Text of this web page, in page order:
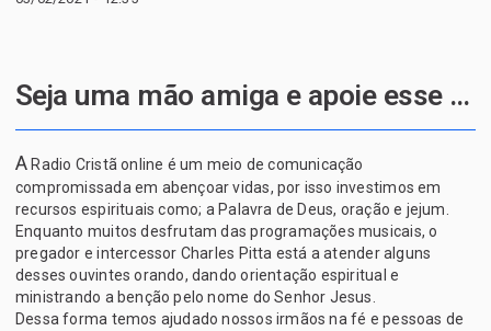
Seja uma mão amiga e apoie esse projeto de Deus
A Radio Cristã online é um meio de comunicação
compromissada em abençoar vidas, por isso investimos em
recursos espirituais como; a Palavra de Deus, oração e jejum.
Enquanto muitos desfrutam das programações musicais, o
pregador e intercessor Charles Pitta está a atender alguns
desses ouvintes orando, dando orientação espiritual e
ministrando a benção pelo nome do Senhor Jesus.
Dessa forma temos ajudado nossos irmãos na fé e pessoas de